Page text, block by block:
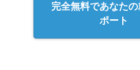
完全無料であなた
ポート